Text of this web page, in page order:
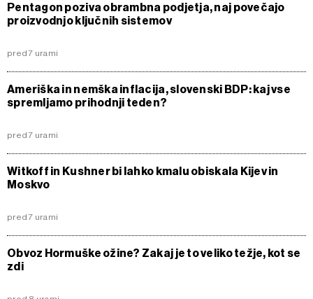
Pentagon poziva obrambna podjetja, naj povečajo
proizvodnjo ključnih sistemov
pred 7 urami
Ameriška in nemška inflacija, slovenski BDP: kaj vse
spremljamo prihodnji teden?
pred 7 urami
Witkoff in Kushner bi lahko kmalu obiskala Kijev in
Moskvo
pred 7 urami
Obvoz Hormuške ožine? Zakaj je to veliko težje, kot se
zdi